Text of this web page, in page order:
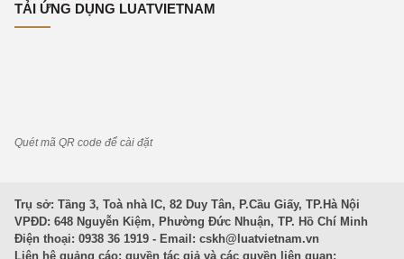
TẢI ỨNG DỤNG LUATVIETNAM
Quét mã QR code để cài đặt
Trụ sở: Tầng 3, Toà nhà IC, 82 Duy Tân, P.Cầu Giấy, TP.Hà Nội
VPĐD: 648 Nguyễn Kiệm, Phường Đức Nhuận, TP. Hồ Chí Minh
Điện thoại: 0938 36 1919 - Email: cskh@luatvietnam.vn
Liên hệ quảng cáo; quyền tác giả và các quyền liên quan: